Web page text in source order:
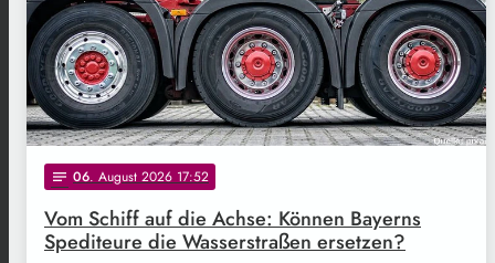
notes 06. August 2026 17:52
Vom Schiff auf die Achse: Können Bayerns
Spediteure die Wasserstraßen ersetzen?